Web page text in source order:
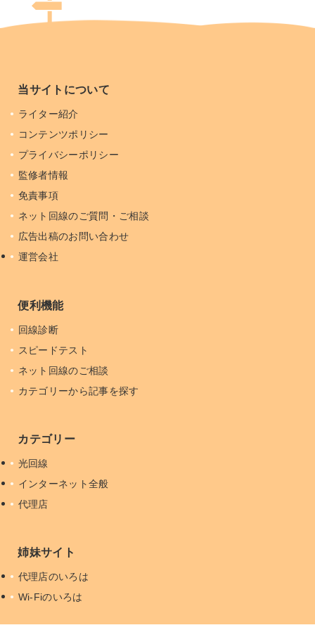
当サイトについて
ライター紹介
コンテンツポリシー
プライバシーポリシー
監修者情報
免責事項
ネット回線のご質問・ご相談
広告出稿のお問い合わせ
運営会社
便利機能
回線診断
スピードテスト
ネット回線のご相談
カテゴリーから記事を探す
カテゴリー
光回線
インターネット全般
代理店
姉妹サイト
代理店のいろは
Wi-Fiのいろは